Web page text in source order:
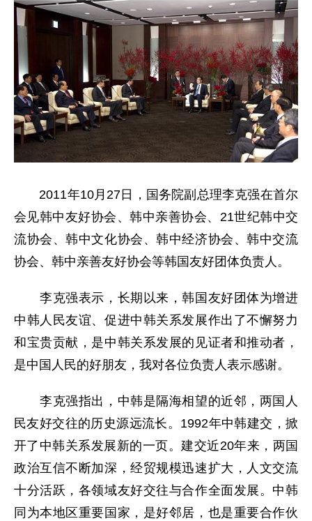
2011年10月27日，国务院副总理李克强在首尔
会见韩中友好协会、韩中亲善协会、21世纪韩中交
流协会、韩中文化协会、韩中经济协会、韩中交流
协会、韩中亲善友好协会等韩国友好团体负责人。
李克强表示，长期以来，韩国友好团体为增进
中韩人民友谊、促进中韩关系发展作出了不懈努力
和宝贵贡献，是中韩关系发展的见证者和推动者，
是中国人民的好朋友，我对各位负责人表示感谢。
李克强指出，中韩是隔海相望的近邻，两国人
民友好交往的历史源远流长。1992年中韩建交，掀
开了中韩关系发展新的一页。建交近20年来，两国
政治互信不断加深，经贸规模迅速扩大，人文交流
十分活跃，各领域友好交往与合作全面发展。中韩
同为本地区重要国家，是好邻居，也是重要合作伙